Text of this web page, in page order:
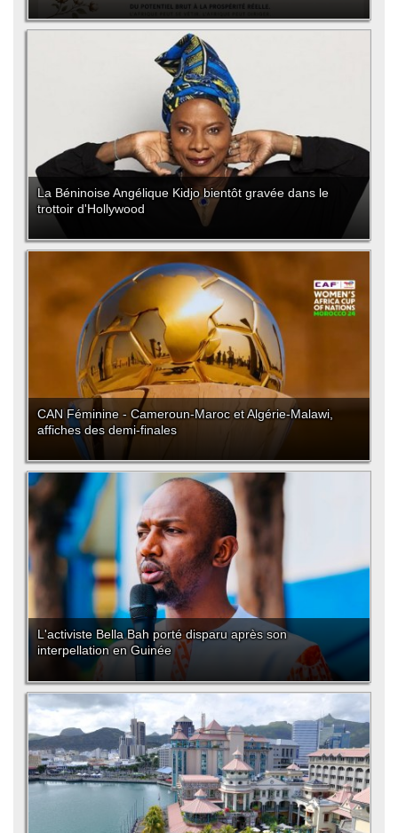
La Béninoise Angélique Kidjo bientôt gravée dans le
trottoir d'Hollywood
CAN Féminine - Cameroun-Maroc et Algérie-Malawi,
affiches des demi-finales
L'activiste Bella Bah porté disparu après son
interpellation en Guinée